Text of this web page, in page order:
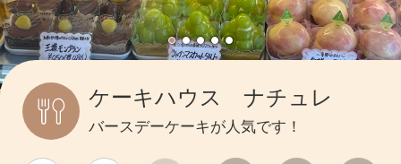
ケーキハウス ナチュレ
バースデーケーキが人気です！